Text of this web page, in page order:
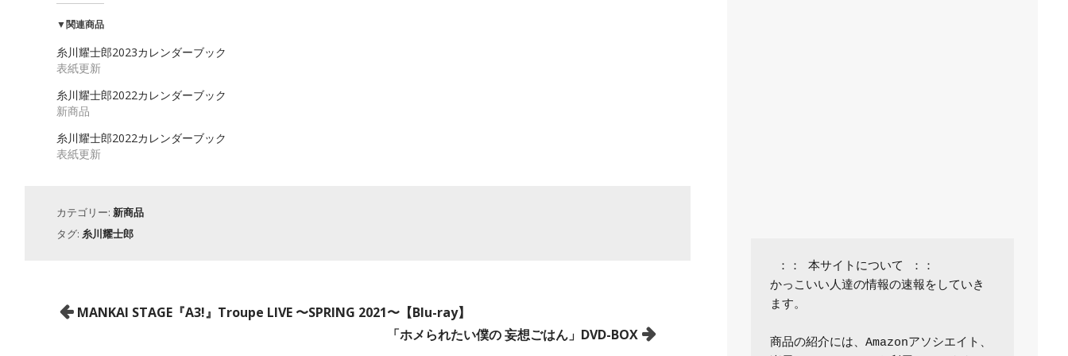
▼関連商品
糸川耀士郎2023カレンダーブック
表紙更新
糸川耀士郎2022カレンダーブック
新商品
糸川耀士郎2022カレンダーブック
表紙更新
カテゴリー: 新商品
タグ: 糸川耀士郎
MANKAI STAGE『A3!』Troupe LIVE 〜SPRING 2021〜【Blu-ray】
「ホメられたい僕の 妄想ごはん」DVD-BOX
かっこいい人達の情報の速報をしていき
ます。
商品の紹介には、Amazonアソシエイト、